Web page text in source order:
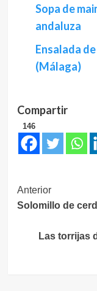
Sopa de
andaluza
Ensalada
(Málaga)
Compartir
146
de
entradas
Anterior
Solomillo de
Las torrijas